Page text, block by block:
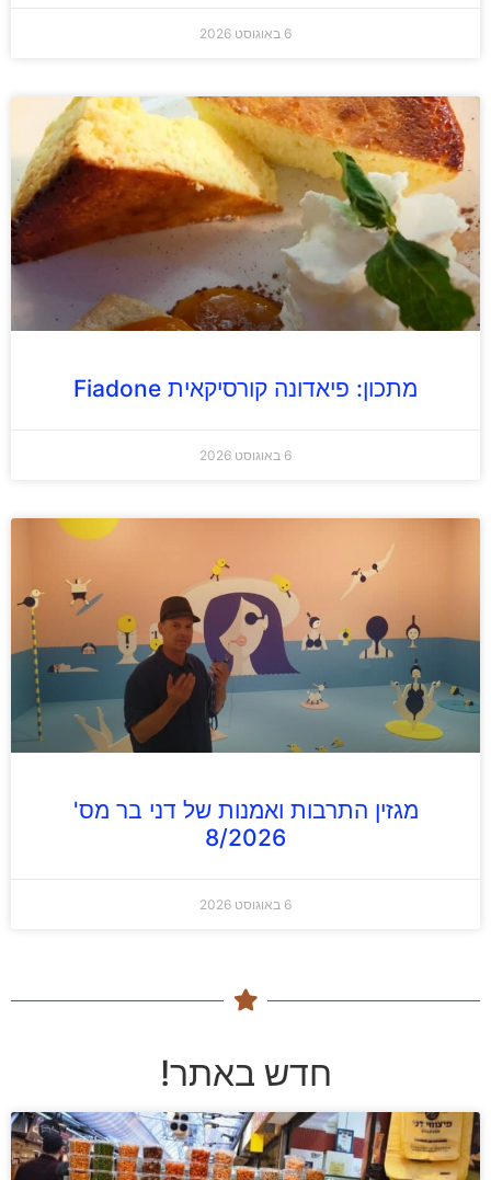
6 באוגוסט 2026
מתכון: פיאדונה קורסיקאית Fiadone
6 באוגוסט 2026
מגזין התרבות ואמנות של דני בר מס'
8/2026
6 באוגוסט 2026
חדש באתר!